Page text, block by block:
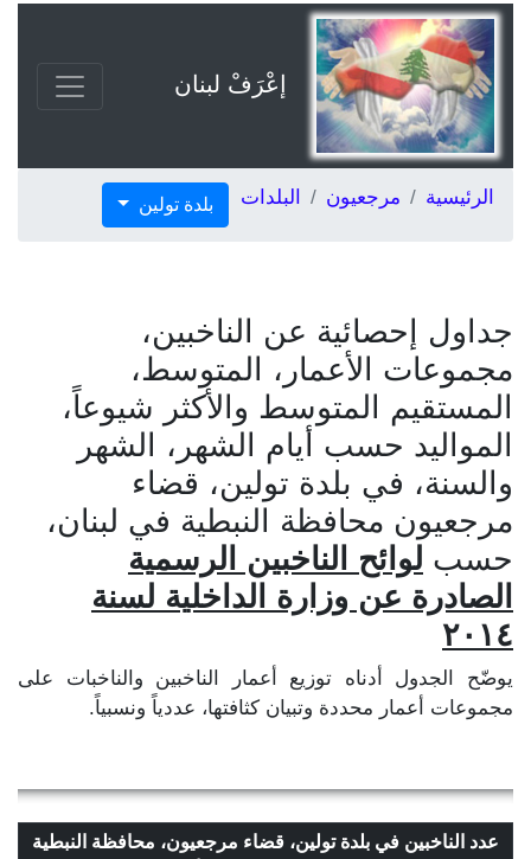
إعْرَفْ لبنان
الرئيسية مرجعيون البلدات بلدة تولين
جداول إحصائية عن الناخبين،
مجموعات الأعمار، المتوسط،
المستقيم المتوسط والأكثر شيوعاً،
المواليد حسب أيام الشهر، الشهر
والسنة، في بلدة تولين، قضاء
مرجعيون محافظة النبطية في لبنان،
حسب لوائح الناخبين الرسمية
الصادرة عن وزارة الداخلية لسنة
٢٠١٤
يوضّح الجدول أدناه توزيع أعمار الناخبين والناخبات على
مجموعات أعمار محددة وتبيان كثافتها، عددياً ونسبياً.
عدد الناخبين في بلدة تولين، قضاء مرجعيون، محافظة النبطية